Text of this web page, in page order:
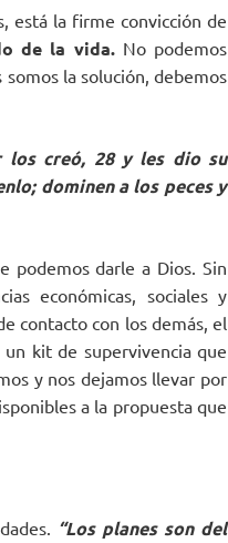
está la firme convicción de
de la vida.No podemos
la solución, debemos
los creó, 28 y les dio su
dominen a los peces y
podemos darle a Dios. Sin
económicas, sociales y
contacto con los demás, el
kit de supervivencia que
y nos dejamos llevar por
a la propuesta que
“Los planes son del